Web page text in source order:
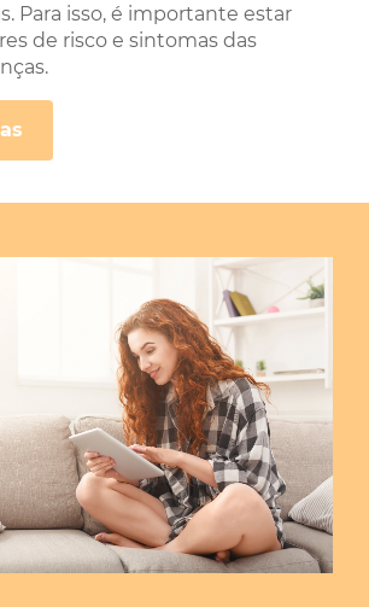
Para isso, é importante estar
de risco e sintomas das